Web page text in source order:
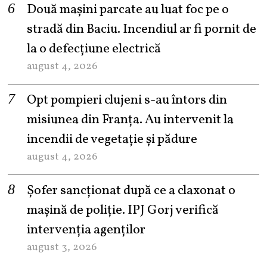
Două mașini parcate au luat foc pe o
stradă din Baciu. Incendiul ar fi pornit de
la o defecțiune electrică
august 4, 2026
Opt pompieri clujeni s-au întors din
misiunea din Franța. Au intervenit la
incendii de vegetație și pădure
august 4, 2026
Șofer sancționat după ce a claxonat o
mașină de poliție. IPJ Gorj verifică
intervenția agenților
august 3, 2026